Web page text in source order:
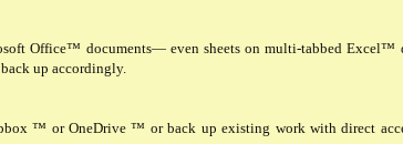
Office™ documents— even sheets on multi-tabbed Excel™
up accordingly.
™ or OneDrive ™ or back up existing work with direct